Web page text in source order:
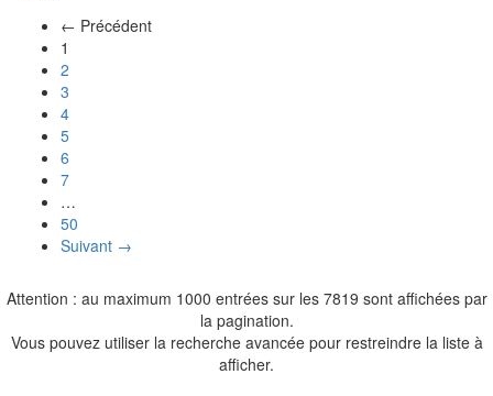
← Précédent
1
2
3
4
5
6
7
…
50
Suivant →
Attention : au maximum 1000 entrées sur les 7819 sont affichées par
la pagination.
Vous pouvez utiliser la recherche avancée pour restreindre la liste à
afficher.